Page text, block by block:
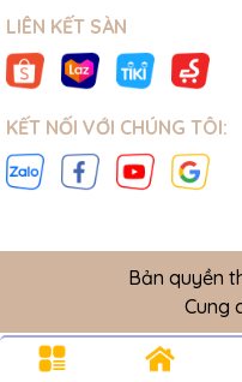
LIÊN KẾT SÀN
KẾT NỐI VỚI CHÚNG TÔI:
Bản quyền
Cung